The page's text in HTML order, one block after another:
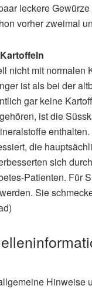
leckere
vorher zweimal
nicht mit normalen
ist als bei der
gar keine
ist die
die
sich
Patienten. Für
Sie
Hinweise